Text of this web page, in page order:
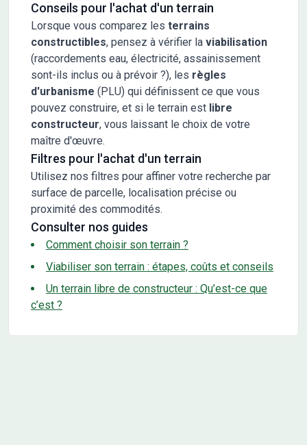
Conseils pour l'achat d'un terrain
Lorsque vous comparez les terrains
constructibles, pensez à vérifier la viabilisation
(raccordements eau, électricité, assainissement
sont-ils inclus ou à prévoir ?), les règles
d'urbanisme (PLU) qui définissent ce que vous
pouvez construire, et si le terrain est libre
constructeur, vous laissant le choix de votre
maître d'œuvre.
Filtres pour l'achat d'un terrain
Utilisez nos filtres pour affiner votre recherche par
surface de parcelle, localisation précise ou
proximité des commodités.
Consulter nos guides
Comment choisir son terrain ?
Viabiliser son terrain : étapes, coûts et conseils
Un terrain libre de constructeur : Qu’est-ce que
c’est ?